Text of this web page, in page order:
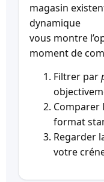
magasin
dynamique
vous montre
moment de
Filtrer par
Comparer
format
Regarder
votre